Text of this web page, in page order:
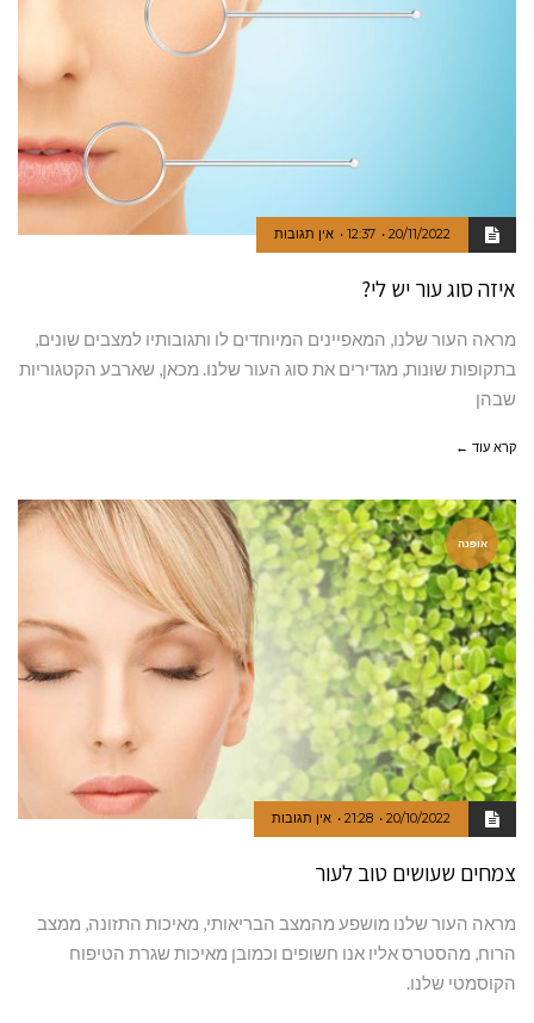
20/11/2022
12:37 אין תגובות
איזה סוג עור יש לי?
מראה העור שלנו, המאפיינים המיוחדים לו ותגובותיו למצבים שונים,
בתקופות שונות, מגדירים את סוג העור שלנו. מכאן, שארבע הקטגוריות
שבהן
קרא עוד ←
אופנה
20/10/2022
21:28 אין תגובות
צמחים שעושים טוב לעור
מראה העור שלנו מושפע מהמצב הבריאותי, מאיכות התזונה, ממצב
הרוח, מהסטרס אליו אנו חשופים וכמובן מאיכות שגרת הטיפוח
הקוסמטי שלנו.